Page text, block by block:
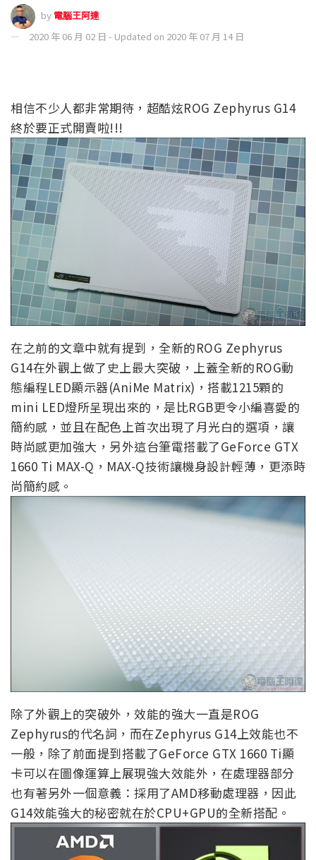
by 電腦王阿達
2020 年 06 月 02 日 - Updated on 2020 年 07 月 14 日
相信不少人都非常期待，超酷炫ROG Zephyrus G14
終於要正式開賣啦!!!
在之前的文章中就有提到，全新的ROG Zephyrus
G14在外觀上做了史上最大突破，上蓋全新的ROG動
態編程LED顯示器(AniMe Matrix)，搭載1215顆的
mini LED燈所呈現出來的，是比RGB更令小編喜愛的
簡約感，並且在配色上首次出現了月光白的選項，讓
時尚感更加強大，另外這台筆電搭載了GeForce GTX
1660 Ti MAX-Q，MAX-Q技術讓機身設計輕薄，更添時
尚簡約感。
除了外觀上的突破外，效能的強大一直是ROG
Zephyrus的代名詞，而在Zephyrus G14上效能也不
一般，除了前面提到搭載了GeForce GTX 1660 Ti顯
卡可以在圖像運算上展現強大效能外，在處理器部分
也有著另外一個意義：採用了AMD移動處理器，因此
G14效能強大的秘密就在於CPU+GPU的全新搭配。